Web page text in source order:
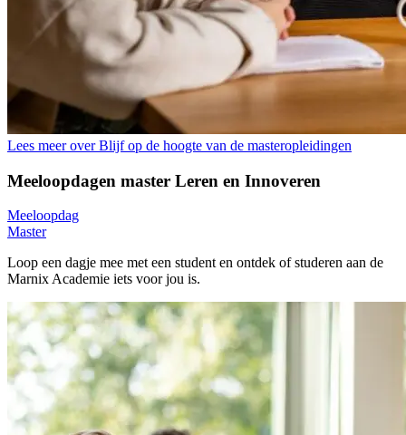
Lees meer over Blijf op de hoogte van de masteropleidingen
Meeloopdagen master Leren en Innoveren
Meeloopdag
Master
Loop een dagje mee met een student en ontdek of studeren aan de
Marnix Academie iets voor jou is.